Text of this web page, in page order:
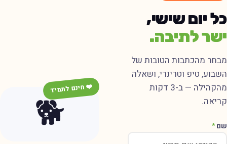
יום שישי,
לתיבה.
מהכתבות הטובות של
טיפ וטרינרי, ושאלה
מהקהילה — ב-3 דקות
*
🐕
❤️ חינם לתמיד